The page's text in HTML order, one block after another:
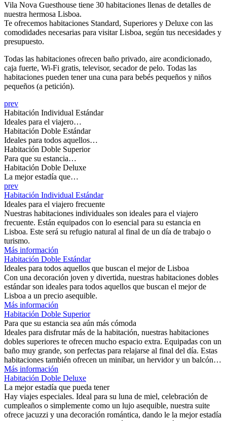
Vila Nova Guesthouse tiene 30 habitaciones llenas de detalles de
nuestra hermosa Lisboa.
Te ofrecemos habitaciones Standard, Superiores y Deluxe con las
comodidades necesarias para visitar Lisboa, según tus necesidades y
presupuesto.
Todas las habitaciones ofrecen baño privado, aire acondicionado,
caja fuerte, Wi-Fi gratis, televisor, secador de pelo. Todas las
habitaciones pueden tener una cuna para bebés pequeños y niños
pequeños (a petición).
prev
Habitación Individual Estándar
Ideales para el viajero…
Habitación Doble Estándar
Ideales para todos aquellos…
Habitación Doble Superior
Para que su estancia…
Habitación Doble Deluxe
La mejor estadía que…
prev
Habitación Individual Estándar
Ideales para el viajero frecuente
Nuestras habitaciones individuales son ideales para el viajero
frecuente. Están equipados con lo esencial para su estancia en
Lisboa. Este será su refugio natural al final de un día de trabajo o
turismo.
Más información
Habitación Doble Estándar
Ideales para todos aquellos que buscan el mejor de Lisboa
Con una decoración joven y divertida, nuestras habitaciones dobles
estándar son ideales para todos aquellos que buscan el mejor de
Lisboa a un precio asequible.
Más información
Habitación Doble Superior
Para que su estancia sea aún más cómoda
Ideales para disfrutar más de la habitación, nuestras habitaciones
dobles superiores te ofrecen mucho espacio extra. Equipadas con un
baño muy grande, son perfectas para relajarse al final del día. Estas
habitaciones también ofrecen un minibar, un hervidor y un balcón…
Más información
Habitación Doble Deluxe
La mejor estadía que pueda tener
Hay viajes especiales. Ideal para su luna de miel, celebración de
cumpleaños o simplemente como un lujo asequible, nuestra suite
ofrece jacuzzi y una decoración romántica, dando le la mejor estadía